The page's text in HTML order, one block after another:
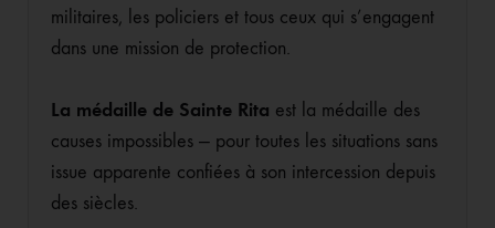
militaires, les policiers et tous ceux qui s’engagent
dans une mission de protection.
La médaille de Sainte Rita est la médaille des
causes impossibles — pour toutes les situations sans
issue apparente confiées à son intercession depuis
des siècles.